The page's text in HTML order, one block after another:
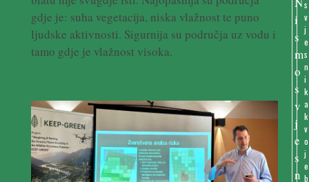
gdje je: suha vegetacija, niska vlažnost te puno
ljudske aktivnosti. Sigurnija su područja uz vodu i
tamo gdje je vlažnost visoka.
s
v
j
e
s
n
i
k
a
k
v
o
j
e
b